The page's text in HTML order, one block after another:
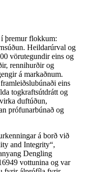
þremur flokkum:
Heildarúrval og
vörutegundir eins og
rennihurðir og
á markaðnum.
eins
togkraftsútdrátt og
duftúðun,
prófunarbúnað og
á borð við
and Integrity“,
Dengling
vottunina og var